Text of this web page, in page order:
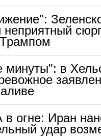
неприятный
минуты": в
огне: Иран
удар